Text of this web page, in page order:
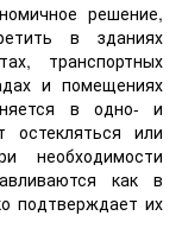
решение,
в зданиях
транспортных
и помещениях
в одно- и
остекляться или
необходимости
как в
подтверждает их